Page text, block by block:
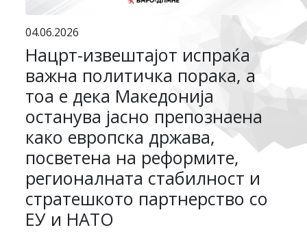
04.06.2026
Нацрт-извештајот испраќа
важна политичка порака, а
тоа е дека Македонија
останува јасно препознаена
како европска држава,
посветена на реформите,
регионалната стабилност и
стратешкото партнерство со
ЕУ и НАТО